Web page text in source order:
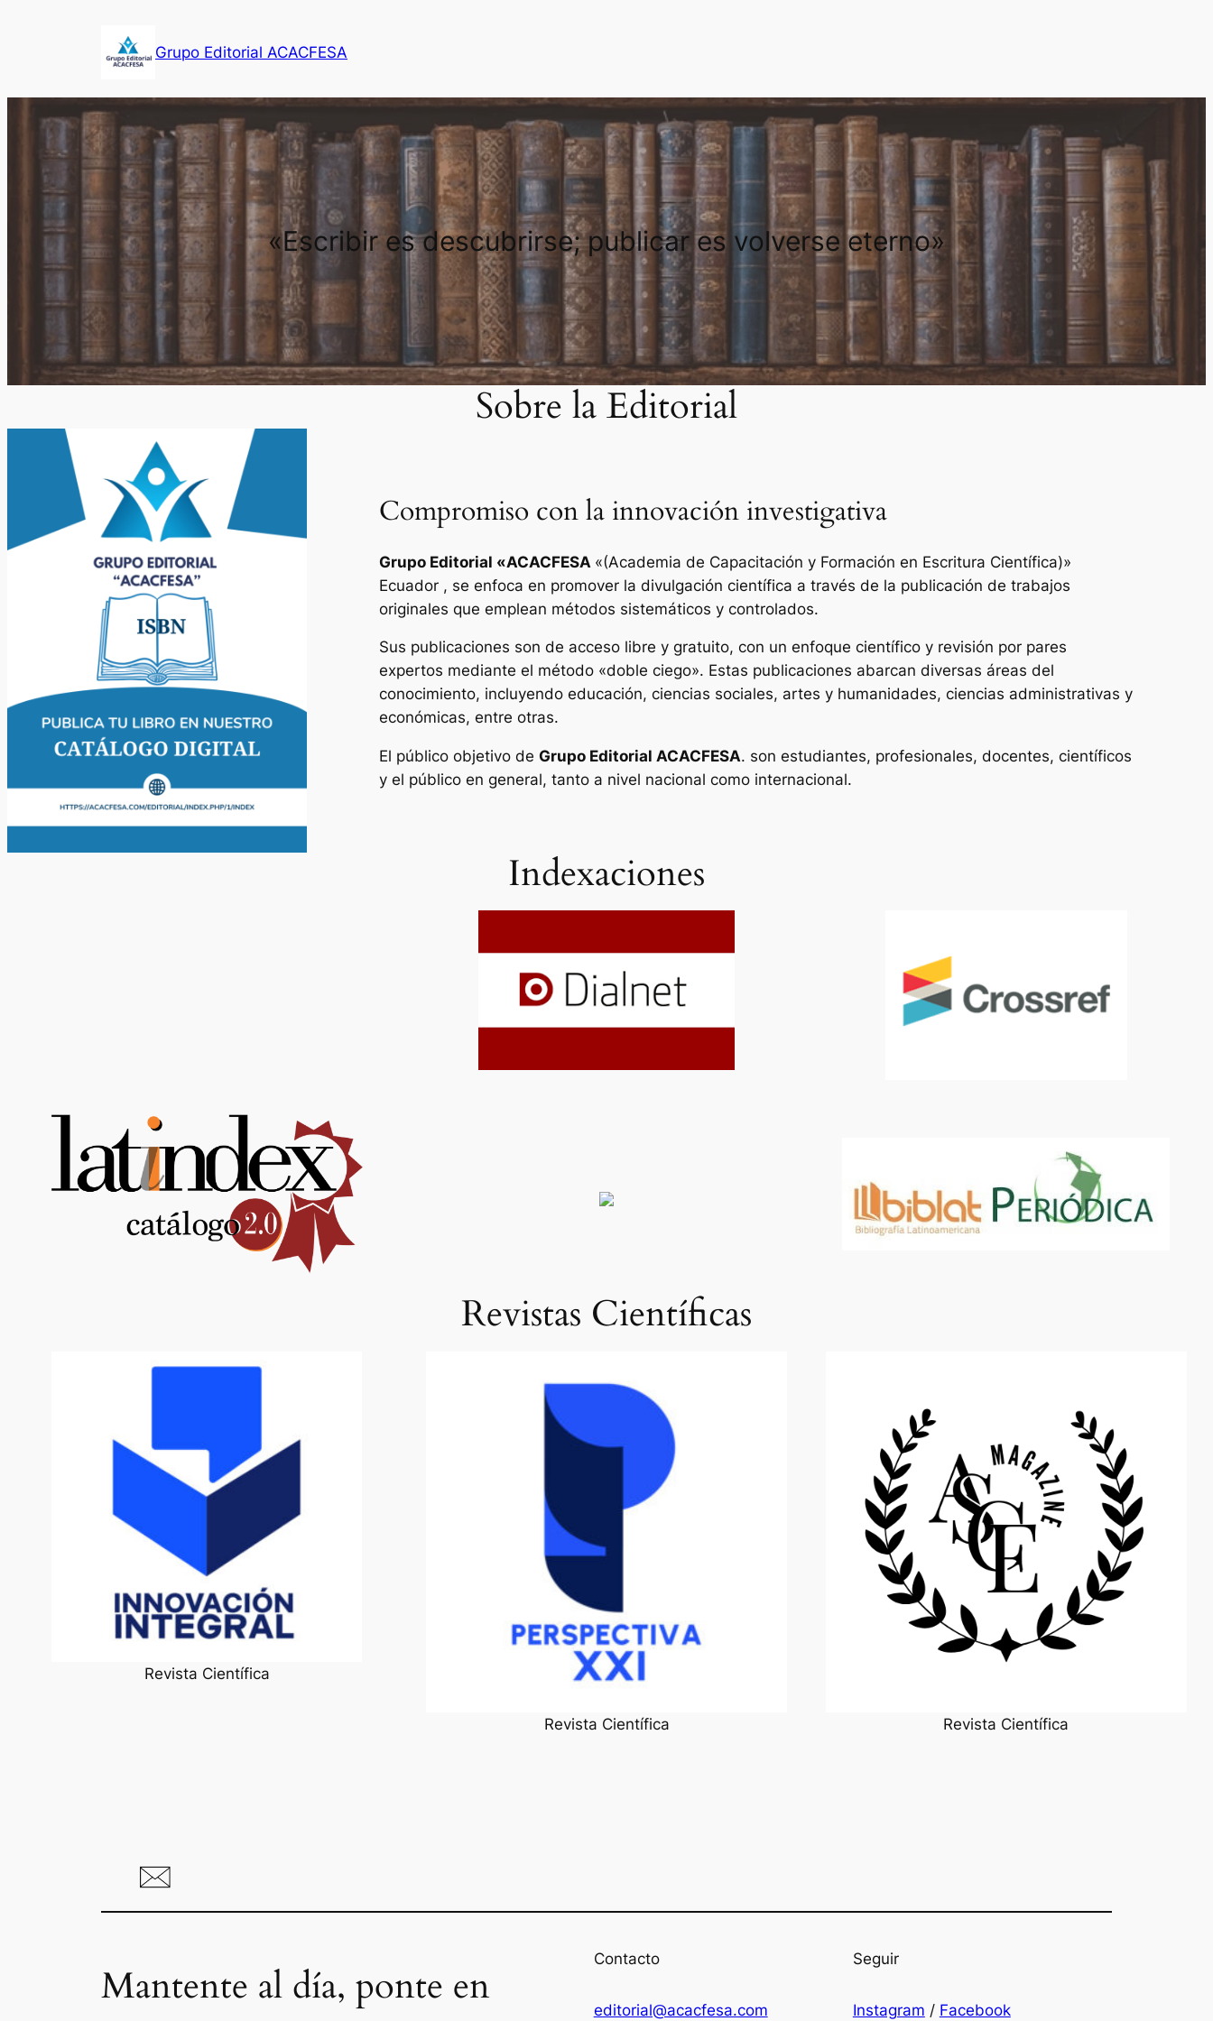
Grupo Editorial ACACFESA
«Escribir es descubrirse; publicar es volverse eterno»
Sobre la Editorial
Compromiso con la innovación investigativa
Grupo Editorial «ACACFESA «(Academia de Capacitación y Formación en Escritura Científica)»
Ecuador , se enfoca en promover la divulgación científica a través de la publicación de trabajos
originales que emplean métodos sistemáticos y controlados.
Sus publicaciones son de acceso libre y gratuito, con un enfoque científico y revisión por pares
expertos mediante el método «doble ciego». Estas publicaciones abarcan diversas áreas del
conocimiento, incluyendo educación, ciencias sociales, artes y humanidades, ciencias administrativas y
económicas, entre otras.
El público objetivo de Grupo Editorial ACACFESA. son estudiantes, profesionales, docentes, científicos
y el público en general, tanto a nivel nacional como internacional.
Indexaciones
Revistas Científicas
Revista Científica
Revista Científica Revista Científica
Mantente al día, ponte en
Contacto
editorial@acacfesa.com
Seguir
Instagram / Facebook